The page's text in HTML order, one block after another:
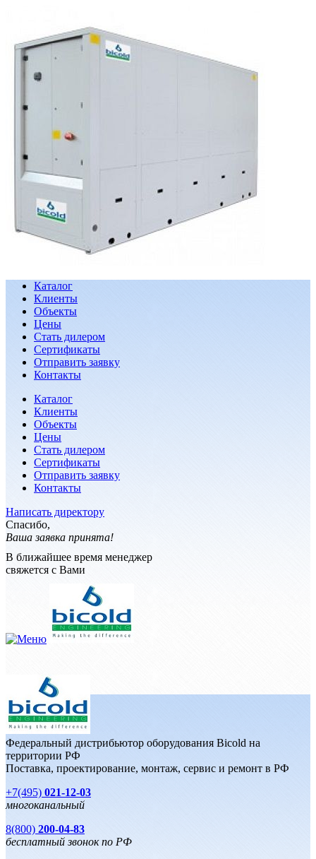
Каталог
Клиенты
Объекты
Цены
Стать дилером
Сертификаты
Отправить заявку
Контакты
Каталог
Клиенты
Объекты
Цены
Стать дилером
Сертификаты
Отправить заявку
Контакты
Написать директору
Спасибо,
Ваша заявка принята!
В ближайшее время менеджер
свяжется с Вами
Федеральный дистрибьютор оборудования Bicold на
территории РФ
Поставка, проектирование, монтаж, сервис и ремонт в РФ
+7(495) 021-12-03
многоканальный
8(800) 200-04-83
бесплатный звонок по РФ